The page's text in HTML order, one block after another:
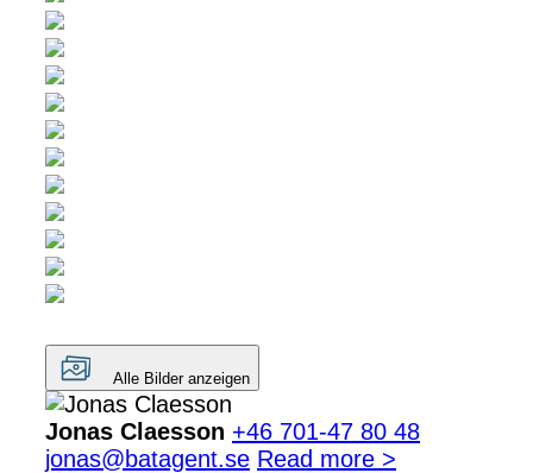
Alle Bilder anzeigen
Jonas Claesson +46 701-47 80 48
jonas@batagent.se Read more >